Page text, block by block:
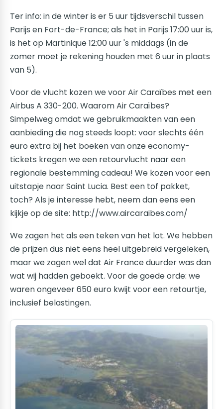
Ter info: in de winter is er 5 uur tijdsverschil tussen
Parijs en Fort-de-France; als het in Parijs 17:00 uur is,
is het op Martinique 12:00 uur 's middags (in de
zomer moet je rekening houden met 6 uur in plaats
van 5).
Voor de vlucht kozen we voor Air Caraïbes met een
Airbus A 330-200. Waarom Air Caraïbes?
Simpelweg omdat we gebruikmaakten van een
aanbieding die nog steeds loopt: voor slechts één
euro extra bij het boeken van onze economy-
tickets kregen we een retourvlucht naar een
regionale bestemming cadeau! We kozen voor een
uitstapje naar Saint Lucia. Best een tof pakket,
toch? Als je interesse hebt, neem dan eens een
kijkje op de site: http://www.aircaraibes.com/
We zagen het als een teken van het lot. We hebben
de prijzen dus niet eens heel uitgebreid vergeleken,
maar we zagen wel dat Air France duurder was dan
wat wij hadden geboekt. Voor de goede orde: we
waren ongeveer 650 euro kwijt voor een retourtje,
inclusief belastingen.